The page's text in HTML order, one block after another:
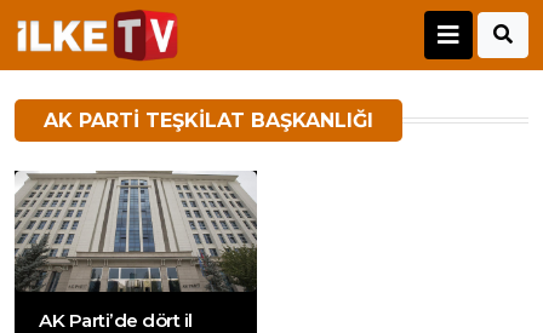
AK PARTI TEŞKILAT BAŞKANLIĞI
AK Parti’de dört il